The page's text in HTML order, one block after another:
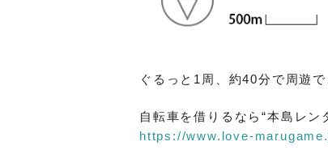
ぐるっと1周、約40分で周遊で
自転車を借りるなら“本島レン
https://www.love-